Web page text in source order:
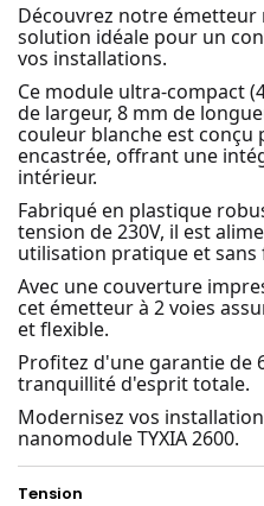
Découvrez notre émetteur
solution idéale pour un
vos installations.
Ce module ultra-compact
de largeur, 8 mm de
couleur blanche est
encastrée, offrant une
intérieur.
Fabriqué en plastique
tension de 230V, il est
utilisation pratique et sans
Avec une couverture
cet émetteur à 2 voies
et flexible.
Profitez d'une garantie de
tranquillité d'esprit totale.
Modernisez vos
nanomodule TYXIA 2600.
Tension